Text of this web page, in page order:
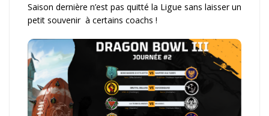
Saison dernière n’est pas quitté la Ligue sans laisser un
petit souvenir à certains coachs !